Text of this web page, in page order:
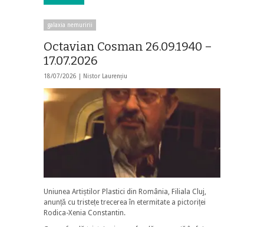
galaxia nemuririi
Octavian Cosman 26.09.1940 –
17.07.2026
18/07/2026 | Nistor Laurențiu
Uniunea Artiștilor Plastici din România, Filiala Cluj,
anunță cu tristețe trecerea în etermitate a pictoriței
Rodica-Xenia Constantin.